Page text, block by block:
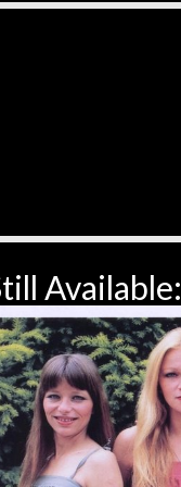
Available: